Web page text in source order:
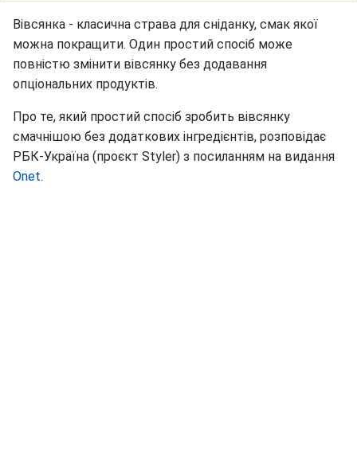
Вівсянка - класична страва для сніданку, смак якої
можна покращити. Один простий спосіб може
повністю змінити вівсянку без додавання
опціональних продуктів.
Про те, який простий спосіб зробить вівсянку
смачнішою без додаткових інгредієнтів, розповідає
РБК-Україна (проєкт Styler) з посиланням на видання
Onet.